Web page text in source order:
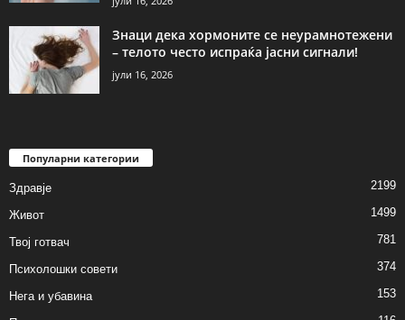
Знаци дека хормоните се неурамнотежени
– телото често испраќа јасни сигнали!
јули 16, 2026
Популарни категории
Здравје 2199
Живот 1499
Твој готвач 781
Психолошки совети 374
Нега и убавина 153